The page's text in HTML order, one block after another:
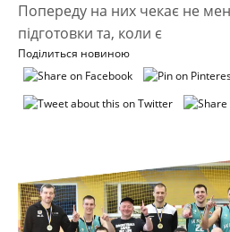
Попереду на них чекає не
підготовки та, коли є
Поділиться новиною